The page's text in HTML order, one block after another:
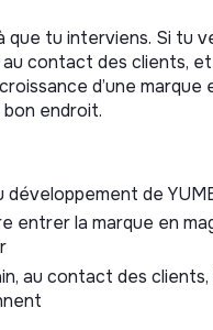
que tu interviens. Si tu
contact des clients,
d’une marque
endroit.
de
entrer la marque en
au contact des clients,